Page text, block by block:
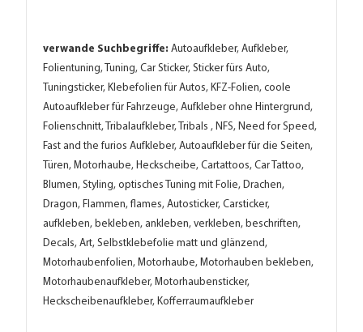
verwande Suchbegriffe: Autoaufkleber, Aufkleber,
Folientuning, Tuning, Car Sticker, Sticker fürs Auto,
Tuningsticker, Klebefolien für Autos, KFZ-Folien, coole
Autoaufkleber für Fahrzeuge, Aufkleber ohne Hintergrund,
Folienschnitt, Tribalaufkleber, Tribals , NFS, Need for Speed,
Fast and the furios Aufkleber, Autoaufkleber für die Seiten,
Türen, Motorhaube, Heckscheibe, Cartattoos, Car Tattoo,
Blumen, Styling, optisches Tuning mit Folie, Drachen,
Dragon, Flammen, flames, Autosticker, Carsticker,
aufkleben, bekleben, ankleben, verkleben, beschriften,
Decals, Art, Selbstklebefolie matt und glänzend,
Motorhaubenfolien, Motorhaube, Motorhauben bekleben,
Motorhaubenaufkleber, Motorhaubensticker,
Heckscheibenaufkleber, Kofferraumaufkleber